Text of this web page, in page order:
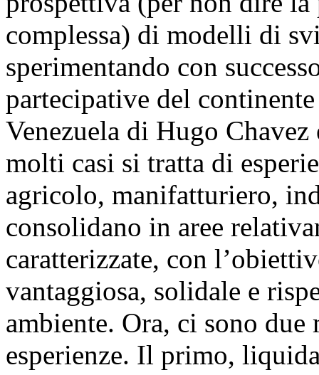
complessa) di modelli di
sperimentando con
partecipative del
Venezuela di Hugo
molti casi si tratta di
agricolo, manifatturiero,
consolidano in aree
caratterizzate, con
vantaggiosa, solidale e
ambiente. Ora, ci sono
esperienze. Il primo,